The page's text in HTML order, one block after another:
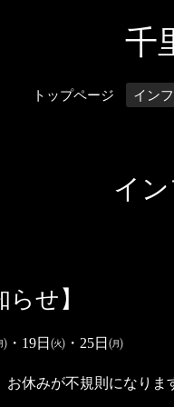
千
トップページ イン
イ
せ】
・19日㈫・25日㈪
休みが不規則になりま